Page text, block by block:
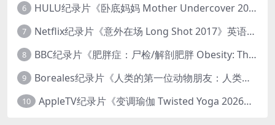
6 HULU纪录片《卧底妈妈 Mother Undercover 2023》全4集 英语中英双字 官方纯净版 1080P/MKV/7.6G 拯救孩子
7 Netflix纪录片《意外在场 Long Shot 2017》英语中字 720P/NKV/1.06GB 美国谋杀误判案件
8 BBC纪录片《肥胖症：尸检/解剖肥胖 Obesity: The Post Mortem 2016》英语中英双字 无水印纯净版 1080P/MKV/1.03G
9 Boreales纪录片《人类的第一位动物朋友：人类和狗的神奇故事 Man’s First Friend 2018》英语中英双字 1080P/MP4/1.8G 狗的神奇故事
10 AppleTV纪录片《变调瑜伽 Twisted Yoga 2026》全3集 英语中英双字 无水印纯净版 1080P/MKV/10G 瑜伽大师背后的真相